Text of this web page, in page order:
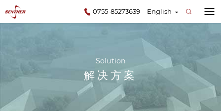
English
0755-85273639
Solution
解决方案